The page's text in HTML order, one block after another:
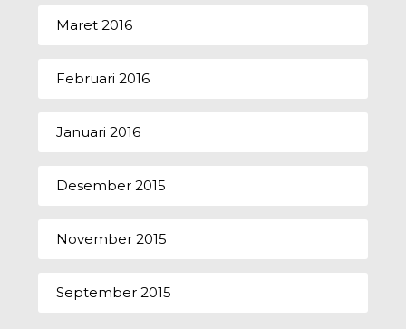
Maret 2016
Februari 2016
Januari 2016
Desember 2015
November 2015
September 2015